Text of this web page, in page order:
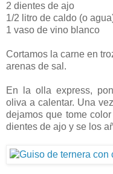
2 dientes de ajo
1/2 litro de caldo (o
1 vaso de vino blanco
Cortamos la carne en
arenas de sal.
En la olla express,
oliva a calentar. Una
dejamos que tome
dientes de ajo y se los